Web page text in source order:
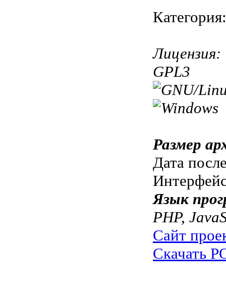
Лицензия:
GPL3
Размер
Дата
Язык
PHP,
Сайт
Скачать